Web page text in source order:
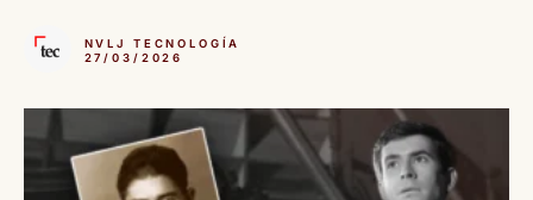
NVLJ TECNOLOGÍA
27/03/2026